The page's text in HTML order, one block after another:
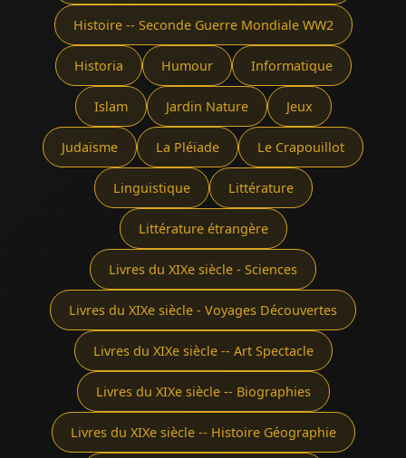
Histoire -- Seconde Guerre Mondiale WW2
Historia Humour Informatique
Islam Jardin Nature Jeux
Judaïsme La Pléïade Le Crapouillot
Linguistique Littérature
Littérature étrangère
Livres du XIXe siècle - Sciences
Livres du XIXe siècle - Voyages Découvertes
Livres du XIXe siècle -- Art Spectacle
Livres du XIXe siècle -- Biographies
Livres du XIXe siècle -- Histoire Géographie